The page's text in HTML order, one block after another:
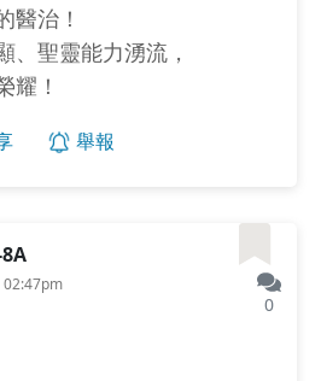
醫治！
、聖靈能力湧流，
耀！
舉報
0